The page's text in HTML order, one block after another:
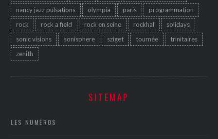
nancy jazz pulsations
olympia paris
programmation
rock
rock a field rock en seine rockhal
solidays
sonic visions
sonisphere sziget tournée
trinitaires
zenith
SITEMAP
LES NUMÉROS